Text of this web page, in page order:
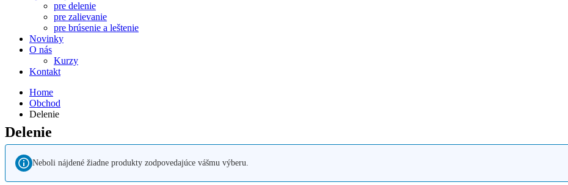
pre delenie
pre zalievanie
pre brúsenie a leštenie
Novinky
O nás
Kurzy
Kontakt
Home
Obchod
Delenie
Delenie
Neboli nájdené žiadne produkty zodpovedajúce vášmu výberu.